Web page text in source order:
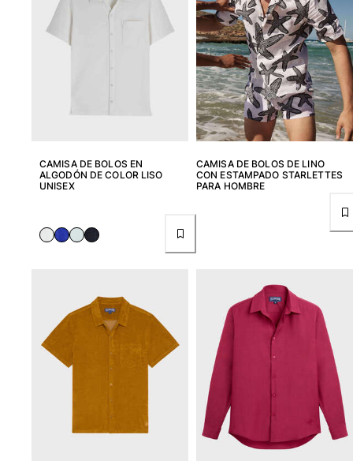
CAMISA DE BOLOS EN
ALGODÓN DE COLOR LISO
UNISEX
CAMISA DE BOLOS DE LINO
CON ESTAMPADO STARLETTES
PARA HOMBRE